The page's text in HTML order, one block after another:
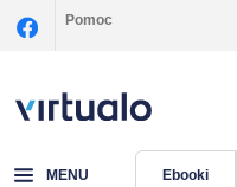
Pomoc
MENU Ebooki